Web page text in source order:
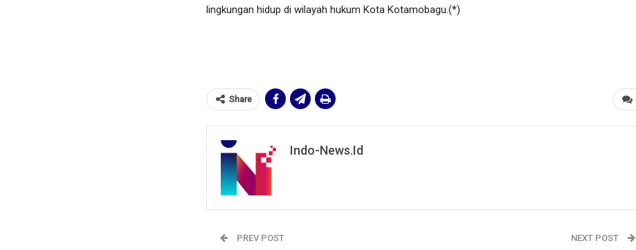
lingkungan hidup di wilayah hukum Kota Kotamobagu.(*)
Share
Indo-News.id
PREV POST NEXT POST